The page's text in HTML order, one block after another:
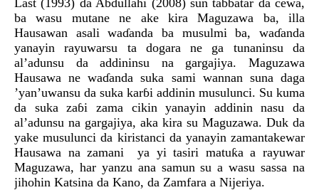
Last (1993) da Abdullahi (2008) sun tabbatar da cewa,
ba wasu mutane ne ake kira Maguzawa ba, illa
Hausawan asali waɗanda ba musulmi ba, waɗanda
yanayin rayuwarsu ta dogara ne ga tunaninsu da
al’adunsu da addininsu na gargajiya. Maguzawa
Hausawa ne waɗanda suka sami wannan suna daga
’yan’uwansu da suka karɓi addinin musulunci. Su kuma
da suka zaɓi zama cikin yanayin addinin nasu da
al’adunsu na gargajiya, aka kira su Maguzawa. Duk da
yake musulunci da kiristanci da yanayin zamantakewar
Hausawa na zamani ya yi tasiri matuƙa a rayuwar
Maguzawa, har yanzu ana samun su a wasu sassa na
jihohin Katsina da Kano, da Zamfara a Nijeriya.